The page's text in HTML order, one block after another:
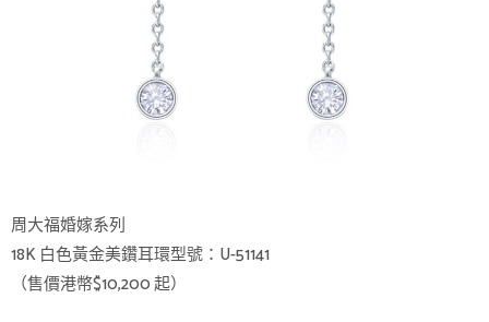
周大福婚嫁系列
18K 白色黃金美鑽耳環型號：U-51141
（售價港幣$10,200 起）